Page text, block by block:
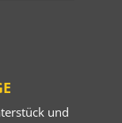
und